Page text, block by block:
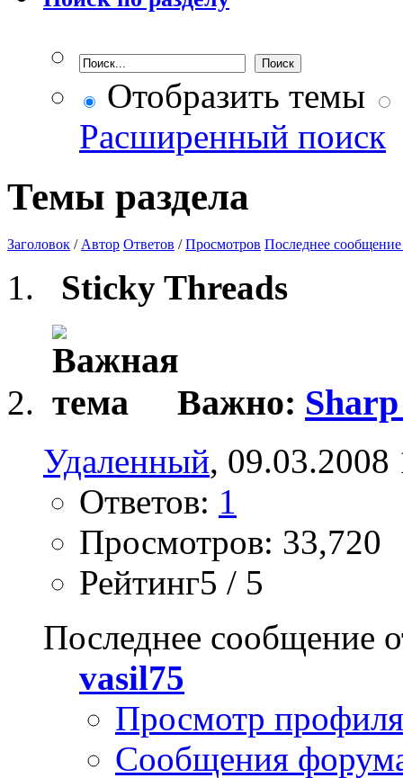
Отобразить темы
Расширенный поиск
Темы раздела
Заголовок / Автор Ответов /Просмотров Последнее сообщение
Sticky Threads
Важно:
Удаленный, 09.03.2008
Ответов: 1
Просмотров: 33,720
Рейтинг5 / 5
Последнее сообщение
vasil75
Просмотр профиля
Сообщения